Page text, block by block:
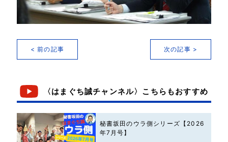
< 前の記事 次の記事 >
〈はまぐち誠チャンネル〉こちらもおすすめ
秘書坂田のウラ側シリーズ【2026
年7月号】